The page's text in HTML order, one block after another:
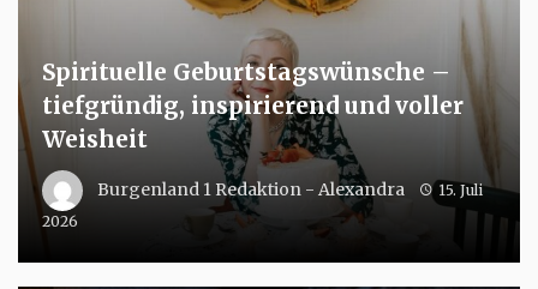
Spirituelle Geburtstagswünsche –
tiefgründig, inspirierend und voller
Weisheit
Burgenland 1 Redaktion - Alexandra
15. Juli
2026